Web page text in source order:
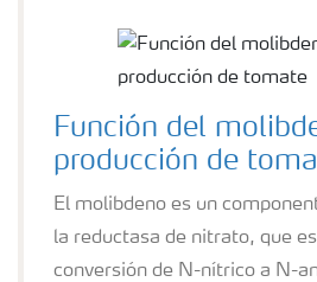
Función del
producción de
El molibdeno es un
la reductasa de nitrato, que
conversión de N-nítrico a N-